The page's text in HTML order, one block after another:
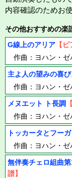
内容確認のためお
その他おすすめの楽
G線上のアリア 【
作曲：ヨハン・
主よ人の望みの喜び
作曲：ヨハン・
メヌエット ト長調
作曲：ヨハン・
トッカータとフー
作曲：ヨハン・
無伴奏チェロ組曲
譜】